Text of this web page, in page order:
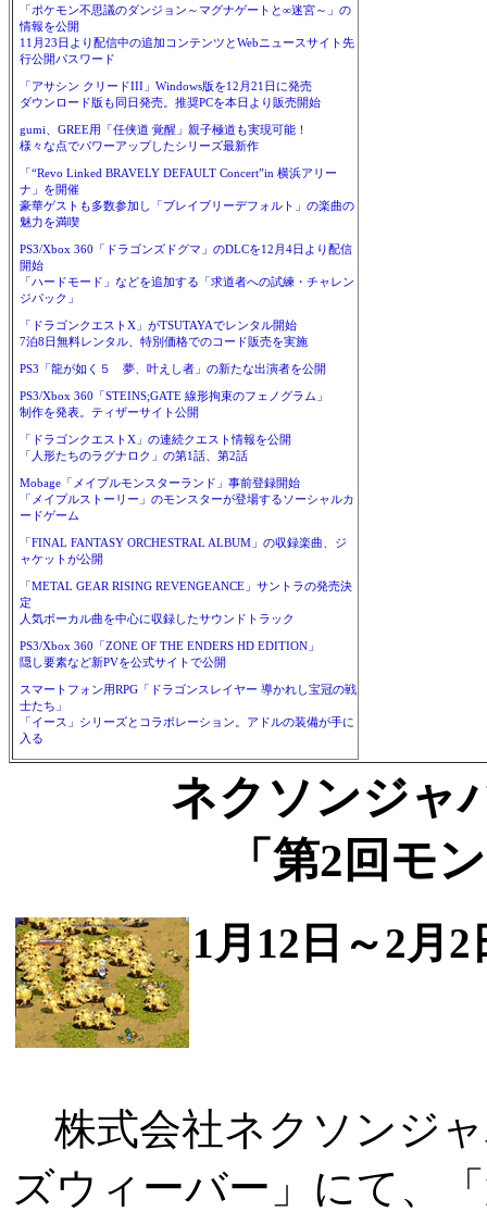
「ポケモン不思議のダンジョン～マグナゲートと∞迷宮～」の
情報を公開
11月23日より配信中の追加コンテンツとWebニュースサイト先
行公開パスワード
「アサシン クリードIII」Windows版を12月21日に発売
ダウンロード版も同日発売。推奨PCを本日より販売開始
gumi、GREE用「任侠道 覚醒」親子極道も実現可能！
様々な点でパワーアップしたシリーズ最新作
「“Revo Linked BRAVELY DEFAULT Concert”in 横浜アリー
ナ」を開催
豪華ゲストも多数参加し「ブレイブリーデフォルト」の楽曲の
魅力を満喫
PS3/Xbox 360「ドラゴンズドグマ」のDLCを12月4日より配信
開始
「ハードモード」などを追加する「求道者への試練・チャレン
ジパック」
「ドラゴンクエストX」がTSUTAYAでレンタル開始
7泊8日無料レンタル、特別価格でのコード販売を実施
PS3「龍が如く５ 夢、叶えし者」の新たな出演者を公開
PS3/Xbox 360「STEINS;GATE 線形拘束のフェノグラム」
制作を発表。ティザーサイト公開
「ドラゴンクエストX」の連続クエスト情報を公開
「人形たちのラグナロク」の第1話、第2話
Mobage「メイプルモンスターランド」事前登録開始
「メイプルストーリー」のモンスターが登場するソーシャルカ
ードゲーム
「FINAL FANTASY ORCHESTRAL ALBUM」の収録楽曲、ジ
ャケットが公開
「METAL GEAR RISING REVENGEANCE」サントラの発売決
定
人気ボーカル曲を中心に収録したサウンドトラック
PS3/Xbox 360「ZONE OF THE ENDERS HD EDITION」
隠し要素など新PVを公式サイトで公開
スマートフォン用RPG「ドラゴンスレイヤー 導かれし宝冠の戦
士たち」
「イース」シリーズとコラボレーション。アドルの装備が手に
入る
ネクソンジャ
「第2回モ
1月12日～2月2
株式会社ネクソンジ
ズウィーバー」にて、